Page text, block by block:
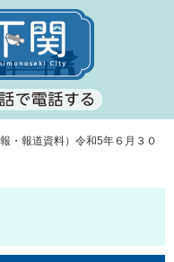
報・報道資料）令和5年６月３０